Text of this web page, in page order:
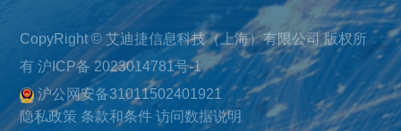
CopyRight © 艾迪捷信息科技（上海）有限公司 版权所
有沪ICP备 2023014781号-1
沪公网安备31011502401921
隐私政策 条款和条件 访问数据说明